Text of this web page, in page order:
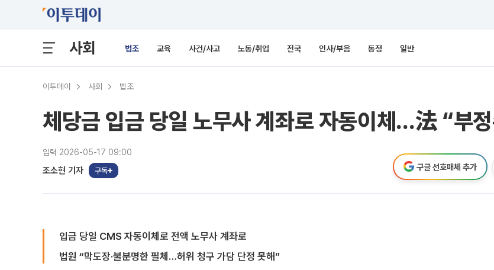
사회 법조 교육 사건/사고 노동/취업 전국 인사/부음 동정 일반
이투데이 사회 법조
체당금 입금 당일 노무사 계좌로 자동이체…法 “부
입력 2026-05-17 09:00
조소현 기자 구독 구글 선호매체 추가
입금 당일 CMS 자동이체로 전액 노무사 계좌로
법원 “막도장·불분명한 필체…허위 청구 가담 단정 못해”